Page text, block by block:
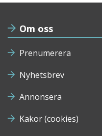
Om oss
Prenumerera
Nyhetsbrev
Annonsera
Kakor (cookies)